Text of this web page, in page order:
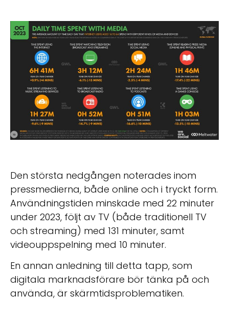
Den största nedgången noterades inom
pressmedierna, både online och i tryckt form.
Användningstiden minskade med 22 minuter
under 2023, följt av TV (både traditionell TV
och streaming) med 131 minuter, samt
videouppspelning med 10 minuter.
En annan anledning till detta tapp, som
digitala marknadsförare bör tänka på och
använda, är skärmtidsproblematiken.